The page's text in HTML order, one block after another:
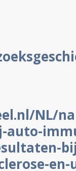
NL/
auto-